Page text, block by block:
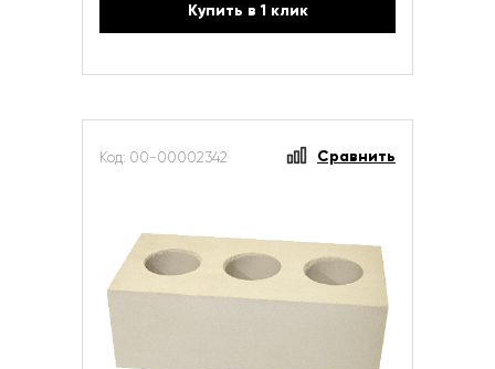
Купить в 1 клик
Код: 00-00002342 Сравнить